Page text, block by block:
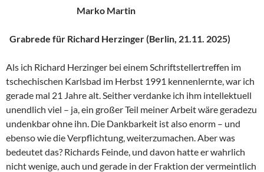
Marko Martin
Grabrede für Richard Herzinger (Berlin, 21.11. 2025)
Als ich Richard Herzinger bei einem Schriftstellertreffen im
tschechischen Karlsbad im Herbst 1991 kennenlernte, war ich
gerade mal 21 Jahre alt. Seither verdanke ich ihm intellektuell
unendlich viel – ja, ein großer Teil meiner Arbeit wäre geradezu
undenkbar ohne ihn. Die Dankbarkeit ist also enorm – und
ebenso wie die Verpflichtung, weiterzumachen. Aber was
bedeutet das? Richards Feinde, und davon hatte er wahrlich
nicht wenige, auch und gerade in der Fraktion der vermeintlich